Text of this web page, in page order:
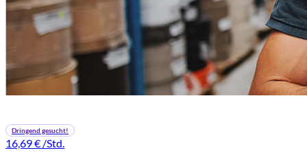
Dringend gesucht!
16,69 € /Std.